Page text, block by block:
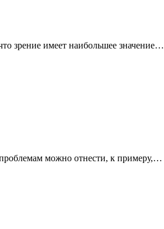
зрение имеет наибольшее значение…
можно отнести, к примеру,…